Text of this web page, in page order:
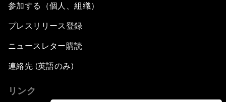
参加する（個人、組織）
プレスリリース登録
ニュースレター購読
連絡先 (英語のみ)
リンク